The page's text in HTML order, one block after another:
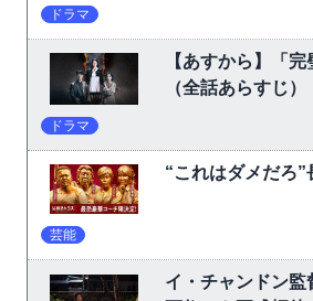
ドラマ
【あすから】「
（全話あらすじ）
ドラマ
“これはダメだろ
芸能
イ・チャンドン